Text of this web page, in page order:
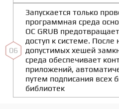
06
Запускается только
программная среда
ОС GRUB
доступ к системе. После
допустимых хешей
среда обеспечивает
приложений,
путем подписания всех
библиотек